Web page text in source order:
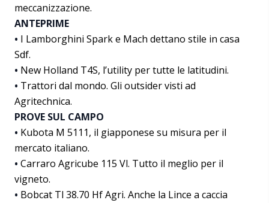
meccanizzazione.
ANTEPRIME
• I Lamborghini Spark e Mach dettano stile in casa
Sdf.
• New Holland T4S, l’utility per tutte le latitudini.
• Trattori dal mondo. Gli outsider visti ad
Agritechnica.
PROVE SUL CAMPO
• Kubota M 5111, il giapponese su misura per il
mercato italiano.
• Carraro Agricube 115 Vl. Tutto il meglio per il
vigneto.
• Bobcat Tl 38.70 Hf Agri. Anche la Lince a caccia